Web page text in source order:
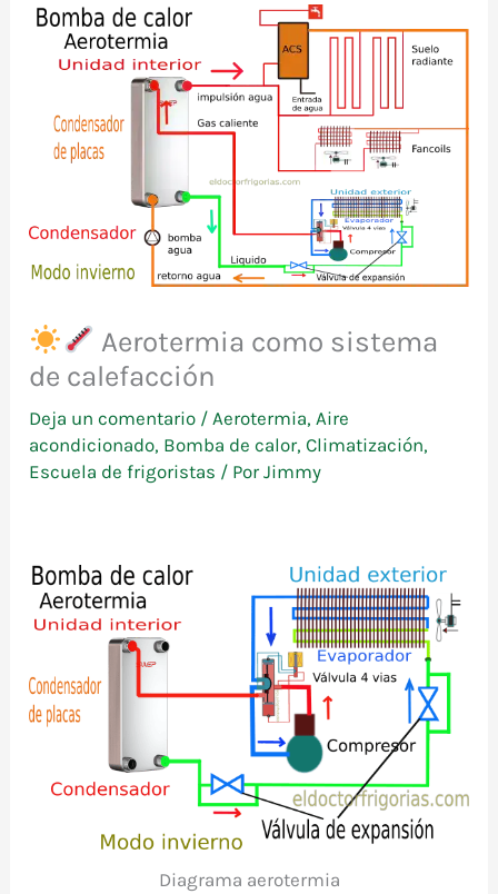
Aerotermia como sistema
de calefacción
Deja un comentario / Aerotermia, Aire
acondicionado, Bomba de calor,Climatización,
Escuela de frigoristas / PorJimmy
Diagrama aerotermia